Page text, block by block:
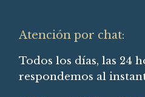
Atención por chat:
Todos los días, las 24
respondemos al